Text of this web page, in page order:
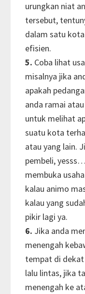
urungkan niat
tersebut,
dalam satu
efisien.
5. Coba lihat
misalnya jika
apakah
anda ramai
untuk melihat
suatu kota
atau yang lain.
pembeli,
membuka
kalau animo
kalau yang
pikir lagi ya.
6. Jika anda
menengah
tempat di
lalu lintas, jika
menengah ke